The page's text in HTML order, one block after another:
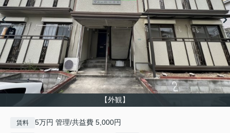
【外観】
賃料 5万円 管理/共益費 5,000円